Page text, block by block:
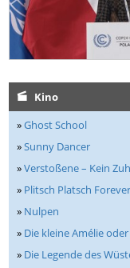
Kino
»Ghost School
»Sunny Dancer
»Verstoßene – Kein
» Plitsch Platsch
» Nulpen
» Die kleine Amélie
» Die Legende des